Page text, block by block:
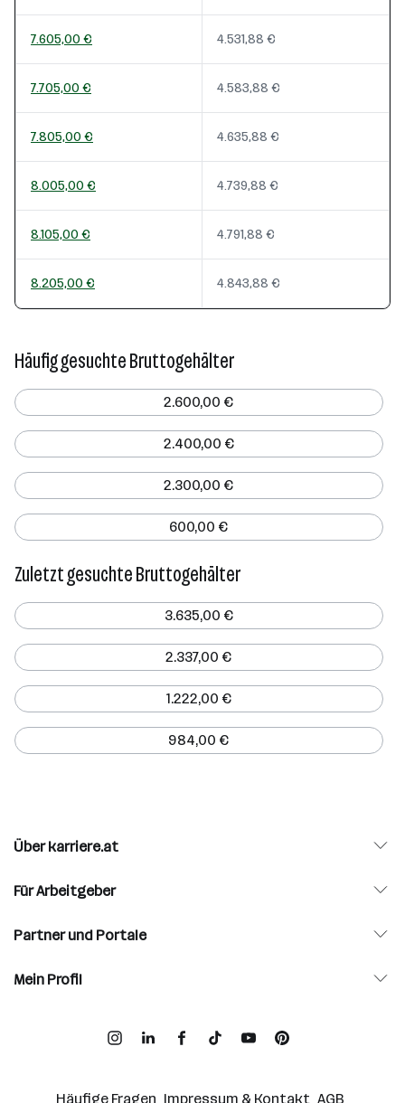
7.605,00 € 4.531,88 €
7.705,00 € 4.583,88 €
7.805,00 € 4.635,88 €
8.005,00 € 4.739,88 €
8.105,00 € 4.791,88 €
8.205,00 € 4.843,88 €
Häufig gesuchte Bruttogehälter
2.600,00 €
2.400,00 €
2.300,00 €
600,00 €
Zuletzt gesuchte Bruttogehälter
3.635,00 €
2.337,00 €
1.222,00 €
984,00 €
Über karriere.at
Für Arbeitgeber
Partner und Portale
Mein Profil
Häufige Fragen Impressum & Kontakt AGB